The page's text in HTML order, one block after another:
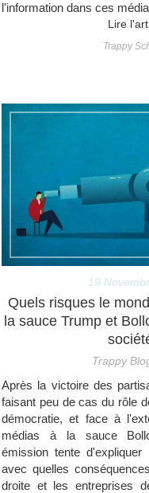
l'information dans ces
Lire
Trappy
19
Quels risques le
la sauce Trump et
Trappy
Après la victoire des
faisant peu de cas du rôle
démocratie, et face à
médias à la sauce
émission tente
avec quelles
droite et les entreprises